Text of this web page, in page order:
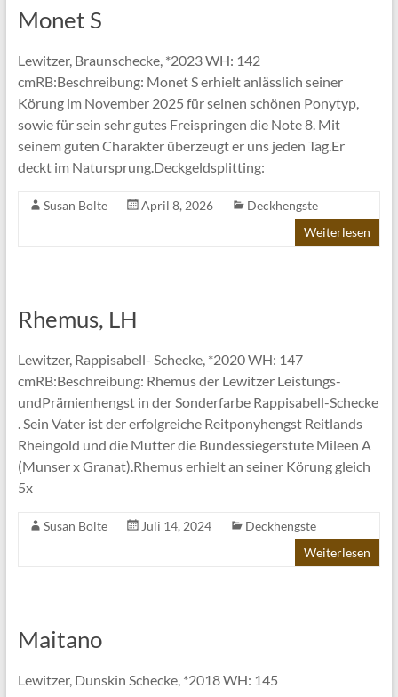
Monet S
Lewitzer, Braunschecke, *2023 WH: 142
cmRB:Beschreibung: Monet S erhielt anlässlich seiner
Körung im November 2025 für seinen schönen Ponytyp,
sowie für sein sehr gutes Freispringen die Note 8. Mit
seinem guten Charakter überzeugt er uns jeden Tag.Er
deckt im Natursprung.Deckgeldsplitting:
Susan Bolte April 8, 2026
Deckhengste
Weiterlesen
Rhemus, LH
Lewitzer, Rappisabell- Schecke, *2020 WH: 147
cmRB:Beschreibung: Rhemus der Lewitzer Leistungs-
undPrämienhengst in der Sonderfarbe Rappisabell-Schecke
. Sein Vater ist der erfolgreiche Reitponyhengst Reitlands
Rheingold und die Mutter die Bundessiegerstute Mileen A
(Munser x Granat).Rhemus erhielt an seiner Körung gleich
5x
Susan Bolte Juli 14, 2024
Deckhengste
Weiterlesen
Maitano
Lewitzer, Dunskin Schecke, *2018 WH: 145